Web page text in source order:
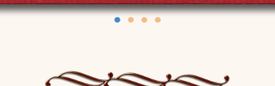
• • • •